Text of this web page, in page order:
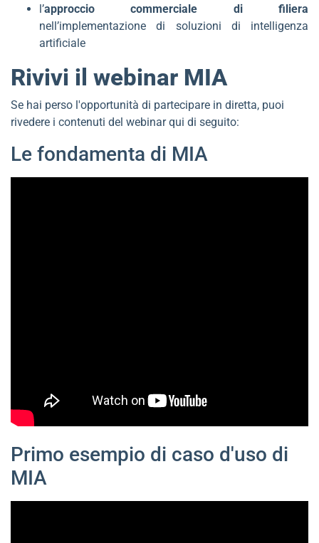
l’approccio commerciale di filiera
nell’implementazione di soluzioni di intelligenza
artificiale
Rivivi il webinar MIA
Se hai perso l'opportunità di partecipare in diretta, puoi
rivedere i contenuti del webinar qui di seguito:
Le fondamenta di MIA
Primo esempio di caso d'uso di
MIA